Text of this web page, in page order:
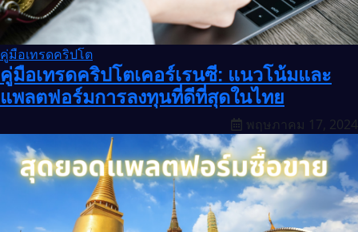
คู่มือเทรดคริปโต
คู่มือเทรดคริปโตเคอร์เรนซี: แนวโน้มและ
แพลตฟอร์มการลงทุนที่ดีที่สุดในไทย
พฤษภาคม 17, 2024